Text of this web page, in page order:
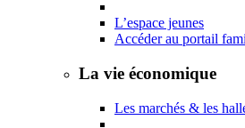
L’espace jeunes
Accéder au portail
La vie économique
Les marchés & les